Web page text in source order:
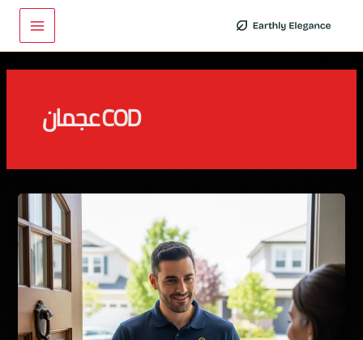
المحتوى
Main
Menu
COD عجمان